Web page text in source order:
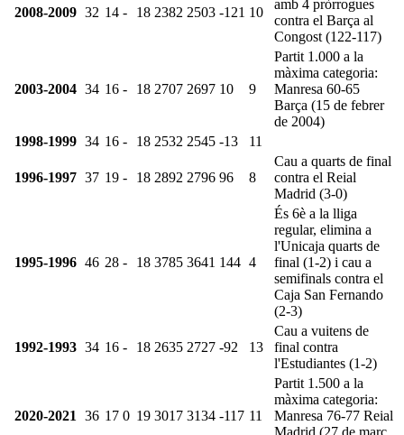
2008-2009 32 14 - 18 2382 2503 -121 10
amb 4 pròrrogues
contra el Barça al
Congost (122-117)
2003-2004 34 16 - 18 2707 2697 10 9
Partit 1.000 a la
màxima categoria:
Manresa 60-65
Barça (15 de febrer
de 2004)
1998-1999 34 16 - 18 2532 2545 -13 11
1996-1997 37 19 - 18 2892 2796 96 8
Cau a quarts de final
contra el Reial
Madrid (3-0)
1995-1996 46 28 - 18 3785 3641 144 4
És 6è a la lliga
regular, elimina a
l'Unicaja quarts de
final (1-2) i cau a
semifinals contra el
Caja San Fernando
(2-3)
1992-1993 34 16 - 18 2635 2727 -92 13
Cau a vuitens de
final contra
l'Estudiantes (1-2)
2020-2021 36 17 0 19 3017 3134 -117 11
Partit 1.500 a la
màxima categoria:
Manresa 76-77 Reial
Madrid (27 de març